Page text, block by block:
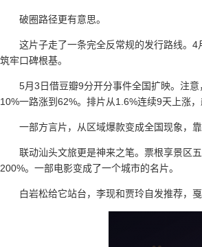
破圈路径更有意思。
这片子走了一条完全反常规的发行路线。
筑牢口碑根基。
5月3日借豆瓣9分开分事件全国扩映。注
10%一路涨到62%。排片从1.6%连续9天上涨
一部方言片，从区域爆款变成全国现象，
联动汕头文旅更是神来之笔。票根享景区
200%。一部电影变成了一个城市的名片。
白岩松给它站台，李现和贾玲自发推荐，